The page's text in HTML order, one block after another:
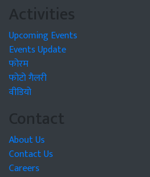
Activities
Upcoming Events
Events Update
फोरम
फोटो गैलरी
वीडियो
Contact
About Us
Contact Us
Careers